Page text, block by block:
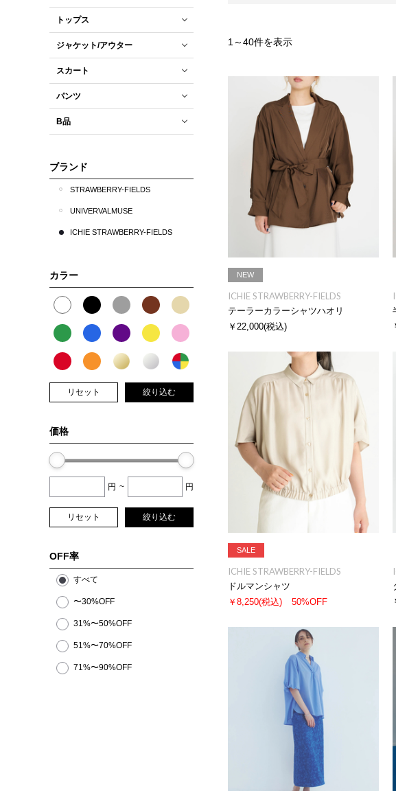
トップス
ジャケット/アウター
スカート
パンツ
B品
ブランド
STRAWBERRY-FIELDS
UNIVERVALMUSE
ICHIE STRAWBERRY-FIELDS
カラー
リセット 絞り込む
価格
円 ~ 円
リセット 絞り込む
OFF率
すべて
〜30%OFF
31%〜50%OFF
51%〜70%OFF
71%〜90%OFF
1 ～40件を表示
NEW
ICHIE STRAWBERRY-FIELDS
テーラーカラーシャツハオリ
￥22,000(税込)
SALE
ICHIE STRAWBERRY-FIELDS
ドルマンシャツ
￥8,250(税込) 50%OFF